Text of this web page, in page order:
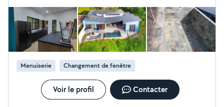
Menuiserie Changement de fenêtre
Voir le profil Contacter